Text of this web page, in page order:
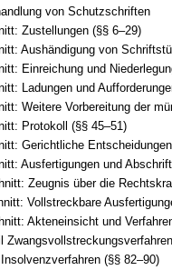
von Schutzschriften
Zustellungen (§§ 6–29)
von Schriftstücken, formlose
und Niederlegung von Schrift- und
Ladungen und
Weitere Vorbereitung der mündlichen
Protokoll (§§ 45–51)
Gerichtliche
und Abschriften (Ablichtungen) von
Zeugnis über die
Vollstreckbare
Akteneinsicht und
(§§ 82–90)